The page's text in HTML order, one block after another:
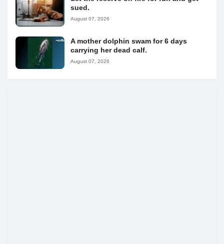
sued.
August 07, 2026
A mother dolphin swam for 6 days
carrying her dead calf.
August 07, 2026